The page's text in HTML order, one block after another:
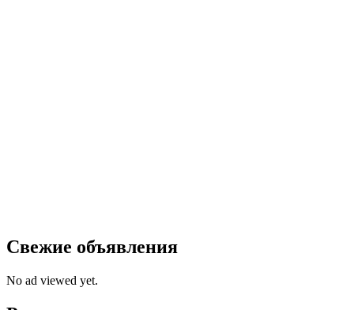
Свежие объявления
No ad viewed yet.